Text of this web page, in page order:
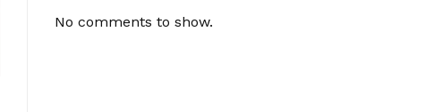
No comments to show.